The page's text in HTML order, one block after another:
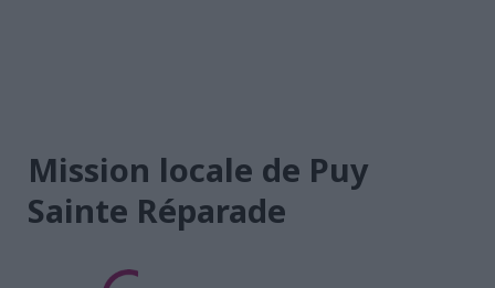
Mission locale de Puy
Sainte Réparade